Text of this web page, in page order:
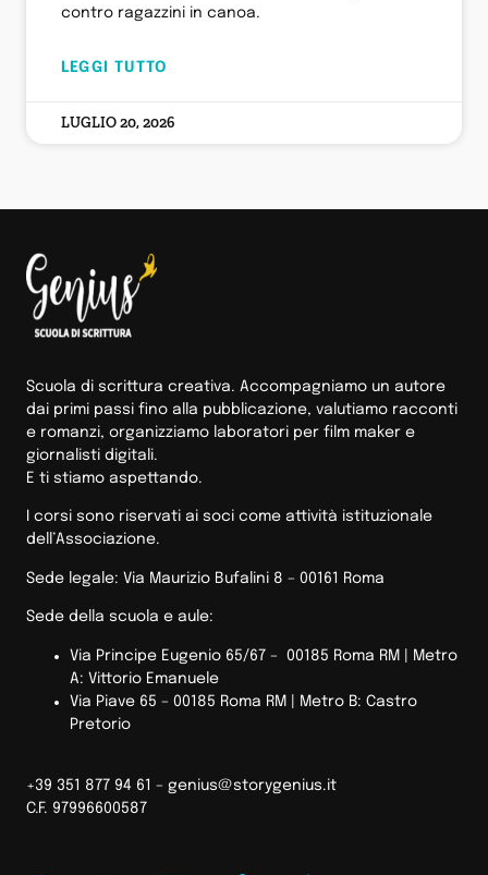
contro ragazzini in canoa.
LEGGI TUTTO
LUGLIO 20, 2026
Scuola di scrittura creativa. Accompagniamo un autore
dai primi passi fino alla pubblicazione, valutiamo racconti
e romanzi, organizziamo laboratori per film maker e
giornalisti digitali.
E ti stiamo aspettando.
I corsi sono riservati ai soci come attività istituzionale
dell’Associazione.
Sede legale: Via Maurizio Bufalini 8 – 00161 Roma
Sede della scuola e aule:
Via Principe Eugenio 65/67 – 00185 Roma RM |
Metro
A: Vittorio Emanuele
Via Piave 65 – 00185 Roma RM | Metro B: Castro
Pretorio
+39 351 877 94 61 – genius@storygenius.it
C.F. 97996600587